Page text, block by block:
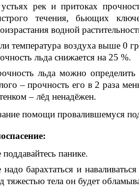
рек и притоках
течения, бьющих
водной
температура воздуха выше 0
льда снижается на 25 %.
льда можно
– прочность его в 2 раза
– лёд ненадёжен.
помощи провалившемуся
панике.
надо барахтаться и
тяжестью тела он будет